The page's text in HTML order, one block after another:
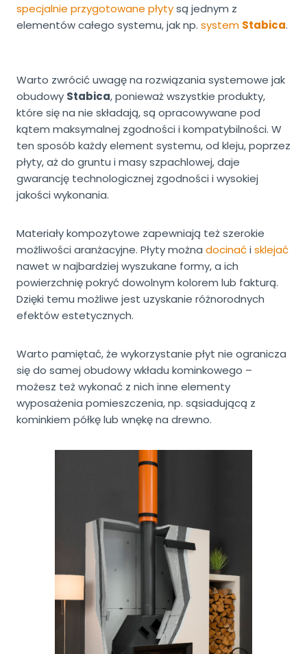
specjalnie przygotowane płytysą jednym z
elementów całego systemu, jak np. system Stabica.
Warto zwrócić uwagę na rozwiązania systemowe jak
obudowy Stabica, ponieważ wszystkie produkty,
które się na nie składają, są opracowywane pod
kątem maksymalnej zgodności i kompatybilności. W
ten sposób każdy element systemu, od kleju, poprzez
płyty, aż do gruntu i masy szpachlowej, daje
gwarancję technologicznej zgodności i wysokiej
jakości wykonania.
Materiały kompozytowe zapewniają też szerokie
możliwości aranżacyjne. Płyty można docinaći sklejać
nawet w najbardziej wyszukane formy, a ich
powierzchnię pokryć dowolnym kolorem lub fakturą.
Dzięki temu możliwe jest uzyskanie różnorodnych
efektów estetycznych.
Warto pamiętać, że wykorzystanie płyt nie ogranicza
się do samej obudowy wkładu kominkowego –
możesz też wykonać z nich inne elementy
wyposażenia pomieszczenia, np. sąsiadującą z
kominkiem półkę lub wnękę na drewno.